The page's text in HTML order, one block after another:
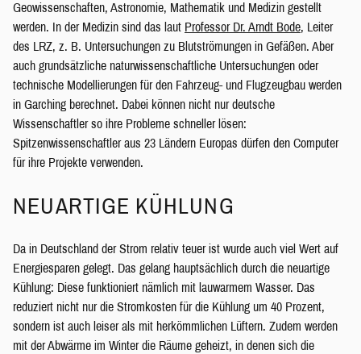
Geowissenschaften, Astronomie, Mathematik und Medizin gestellt
werden. In der Medizin sind das laut Professor Dr. Arndt Bode, Leiter
des LRZ, z. B. Untersuchungen zu Blutströmungen in Gefäßen. Aber
auch grundsätzliche naturwissenschaftliche Untersuchungen oder
technische Modellierungen für den Fahrzeug- und Flugzeugbau werden
in Garching berechnet. Dabei können nicht nur deutsche
Wissenschaftler so ihre Probleme schneller lösen:
Spitzenwissenschaftler aus 23 Ländern Europas dürfen den Computer
für ihre Projekte verwenden.
NEUARTIGE KÜHLUNG
Da in Deutschland der Strom relativ teuer ist wurde auch viel Wert auf
Energiesparen gelegt. Das gelang hauptsächlich durch die neuartige
Kühlung: Diese funktioniert nämlich mit lauwarmem Wasser. Das
reduziert nicht nur die Stromkosten für die Kühlung um 40 Prozent,
sondern ist auch leiser als mit herkömmlichen Lüftern. Zudem werden
mit der Abwärme im Winter die Räume geheizt, in denen sich die